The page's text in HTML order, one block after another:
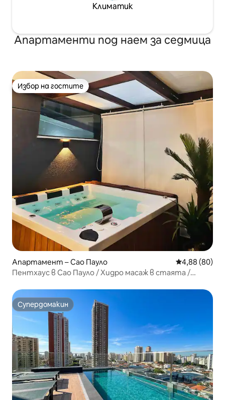
Климатик
Апартаменти под наем за седмица
Избор на гостите
Избор на гостите
Апартамент – Сао Пауло Средна
4,88 (80)
Пентхаус в Сао Пауло / Хидро масаж в стаята /
Супердомакин
Супердомакин